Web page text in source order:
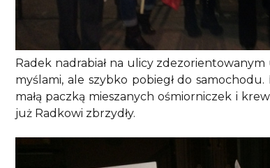
Radek nadrabiał na ulicy
myślami, ale szybko pobiegł do
małą paczką mieszanych ośmiorniczek i
już Radkowi zbrzydły.